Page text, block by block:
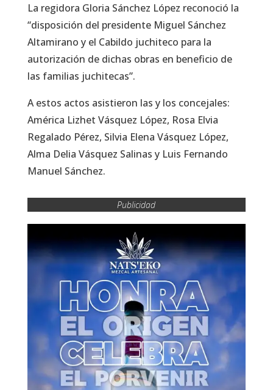
La regidora Gloria Sánchez López reconoció la
“disposición del presidente Miguel Sánchez
Altamirano y el Cabildo juchiteco para la
autorización de dichas obras en beneficio de
las familias juchitecas”.
A estos actos asistieron las y los concejales:
América Lizhet Vásquez López, Rosa Elvia
Regalado Pérez, Silvia Elena Vásquez López,
Alma Delia Vásquez Salinas y Luis Fernando
Manuel Sánchez.
Publicidad